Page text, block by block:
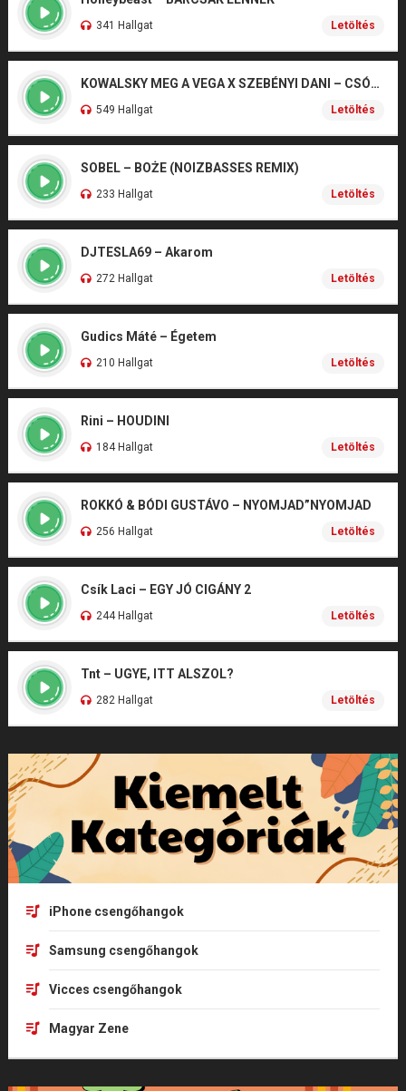
341 Hallgat Letöltés
KOWALSKY MEG A VEGA X SZEBÉNYI DANI – CSÓNAK
549 Hallgat Letöltés
SOBEL – BOŻE (NOIZBASSES REMIX)
233 Hallgat Letöltés
DJTESLA69 – Akarom
272 Hallgat Letöltés
Gudics Máté – Égetem
210 Hallgat Letöltés
Rini – HOUDINI
184 Hallgat Letöltés
ROKKÓ & BÓDI GUSTÁVO – NYOMJAD”NYOMJAD
256 Hallgat Letöltés
Csík Laci – EGY JÓ CIGÁNY 2
244 Hallgat Letöltés
Tnt – UGYE, ITT ALSZOL?
282 Hallgat Letöltés
iPhone csengőhangok
Samsung csengőhangok
Vicces csengőhangok
Magyar Zene